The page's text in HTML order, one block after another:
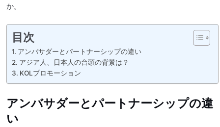
か。
目次
アンバサダーとパートナーシップの違い
アジア人、日本人の台頭の背景は？
KOLプロモーション
アンバサダーとパートナーシップの違
い